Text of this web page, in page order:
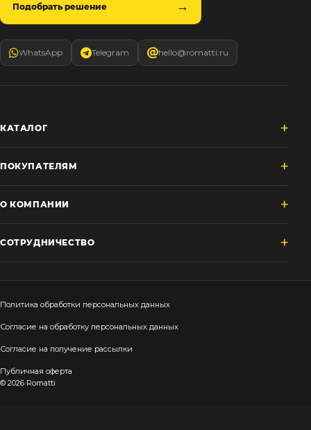
Подобрать решение
WhatsApp Telegram hello@romatti.ru
КАТАЛОГ
ПОКУПАТЕЛЯМ
О КОМПАНИИ
СОТРУДНИЧЕСТВО
Политика обработки персональных данных
Согласие на обработку персональных данных
Согласие на получение рассылки
Публичная оферта
© 2026 Romatti